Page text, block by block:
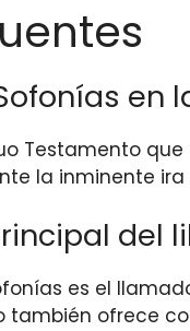
en
Testamento
la inminente ira
del
es el
ofrece